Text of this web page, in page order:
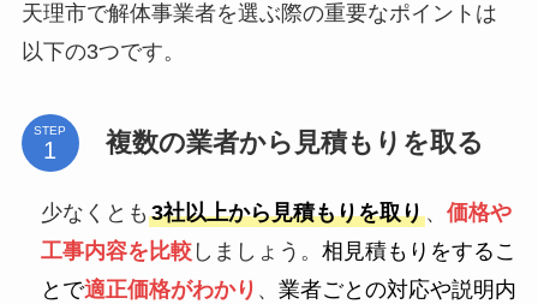
天理市で解体事業者を選ぶ際の重要なポイントは
以下の3つです。
STEP 複数の業者から見積もりを取る
少なくとも 3社以上から見積もりを取り、 価格や
工事内容を比較しましょう。 相見積もりをするこ
とで適正価格がわかり 、 業者ごとの対応や説明内